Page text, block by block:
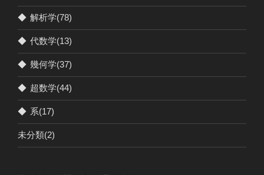
◆ 解析学(78)
◆ 代数学(13)
◆ 幾何学(37)
◆ 超数学(44)
◆ 系(17)
未分類(2)